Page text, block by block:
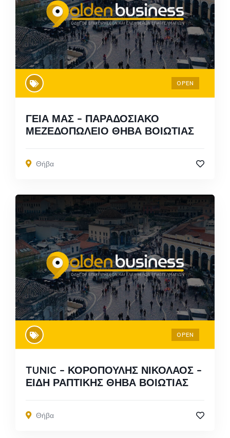
OPEN
ΓΕΙΑ ΜΑΣ – ΠΑΡΑΔΟΣΙΑΚΟ
ΜΕΖΕΔΟΠΩΛΕΙΟ ΘΗΒΑ ΒΟΙΩΤΙΑΣ
Θήβα
OPEN
TUNIC – ΚΟΡΟΠΟΥΛΗΣ ΝΙΚΟΛΑΟΣ –
ΕΙΔΗ ΡΑΠΤΙΚΗΣ ΘΗΒΑ ΒΟΙΩΤΙΑΣ
Θήβα